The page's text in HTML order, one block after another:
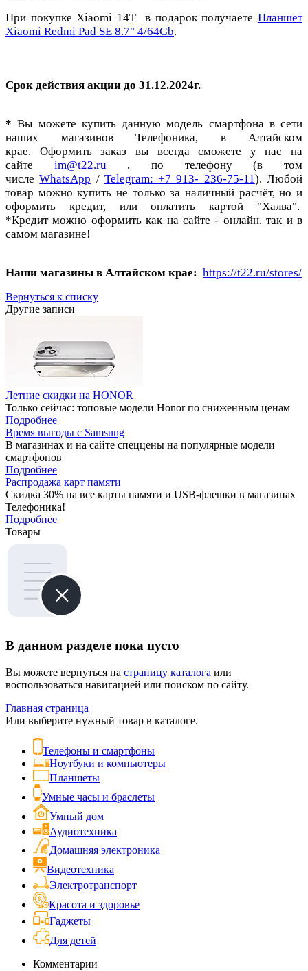
При покупке Xiaomi 14T в подарок получаете Планшет
Xiaomi Redmi Pad SE 8.7" 4/64Gb.
Срок действия акции до 31.12.2024г.
* Вы можете купить данную модель смартфона в сети
наших магазинов Телефоника, в Алтайском
крае. Оформить заказ вы всегда сможете у нас на
сайте im@t22.ru , по телефону (в том
числеWhatsApp / Telegram:+7 913- 236-75-11). Любой
товар можно купить не только за наличный расчёт, но и
оформить кредит, или оплатить картой "Халва".
*Кредит можно оформить как на сайте - онлайн, так и в
самом магазине!
Наши магазины в Алтайском крае: https://t22.ru/stores/
Вернуться к списку
Другие записи
Летние скидки на HONOR
Только сейчас: топовые модели Honor по сниженным ценам
Подробнее
Время выгоды с Samsung
В магазинах и на сайте спеццены на популярные модели
смартфонов
Подробнее
Распродажа карт памяти
Скидка 30% на все карты памяти и USB-флешки в магазинах
Телефоника!
Подробнее
Товары
В данном разделе пока пусто
Вы можете вернуться на страницу каталога или
воспользоваться навигацией или поиском по сайту.
Главная страница
Или выберите нужный товар в каталоге.
Телефоны и смартфоны
Ноутбуки и компьютеры
Планшеты
Умные часы и браслеты
Умный дом
Аудиотехника
Домашняя электроника
Видеотехника
Электротранспорт
Красота и здоровье
Гаджеты
Для детей
Комментарии